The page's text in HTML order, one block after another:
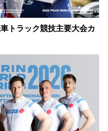
トラック競技主要大会カ